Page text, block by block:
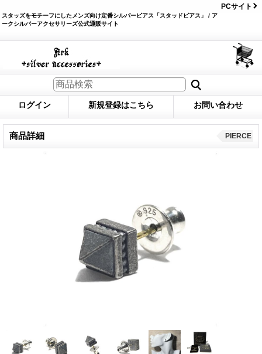
スタッズをモチーフにしたメンズ向け定番シルバーピアス「スタッドピアス」 / ア
ークシルバーアクセサリーズ公式通販サイト
PCサイト
ログイン 新規登録はこちら お問い合わせ
商品詳細 PIERCE